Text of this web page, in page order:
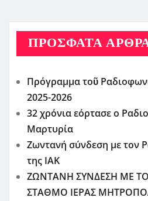
ΠΡΌΣΦΑΤΑ
Πρόγραμμα τοῦ
2025-2026
32 χρόνια εόρτασε ο
Μαρτυρία
Ζωντανή σύνδεση με τον
της ΙΑΚ
ΖΩΝΤΑΝΗ ΣΥΝΔΕΣΗ ΜΕ
ΣΤΑΘΜΟ ΙΕΡΑΣ